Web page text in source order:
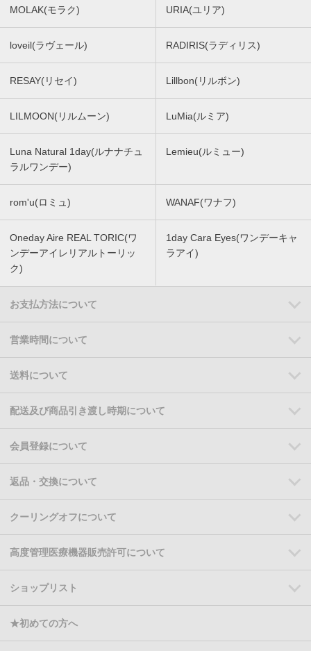
MOLAK(モラク) URIA(ユリア)
loveil(ラヴェール) RADIRIS(ラディリス)
RESAY(リセイ) Lillbon(リルボン)
LILMOON(リルムーン) LuMia(ルミア)
Luna Natural 1day(ルナナチュ
ラルワンデー)
Lemieu(ルミュー)
rom'u(ロミュ) WANAF(ワナフ)
Oneday Aire REAL TORIC(ワ
ンデーアイレリアルトーリッ
ク)
1day Cara Eyes(ワンデーキャ
ラアイ)
お支払方法について
営業時間について
送料について
配送及び商品引き渡し時期について
会員登録について
返品・交換について
クーリングオフについて
高度管理医療機器販売許可について
ショップリスト
★初めての方へ